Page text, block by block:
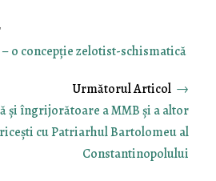
o concepție zelotist-schismatică
și îngrijorătoare a MMB și a altor
cu Patriarhul Bartolomeu al
Constantinopolului
→